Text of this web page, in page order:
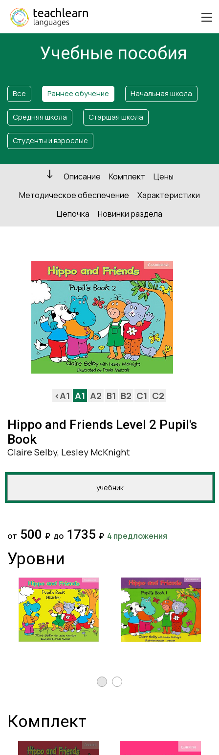
Учебные пособия
Все Раннее обучение Начальная школа
Средняя школа Старшая школа
Студенты и взрослые
Описание Комплект
Цены
Методическое обеспечение
Характеристики
Цепочка
Новинки раздела
<A1 A1 A2 B1 B2 C1 C2
Hippo and Friends Level 2 Pupil's
Book
Claire Selby, Lesley McKnight
учебник
от 500 ₽ до 1735 ₽ 4 предложения
Уровни
Комплект